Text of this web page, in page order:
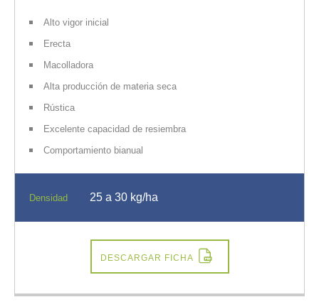
Alto vigor inicial
Erecta
Macolladora
Alta producción de materia seca
Rústica
Excelente capacidad de resiembra
Comportamiento bianual
Densidad 25 a 30 kg/ha
DESCARGAR FICHA